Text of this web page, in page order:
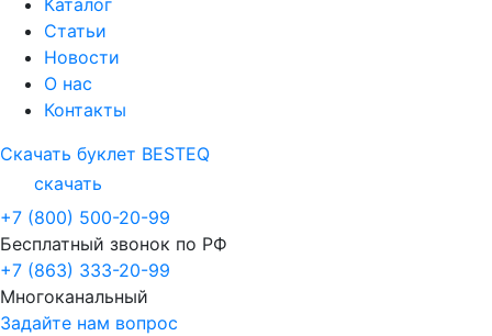
Каталог
Статьи
Новости
О нас
Контакты
Скачать буклет BESTEQ
скачать
+7 (800) 500-20-99
Бесплатный звонок по РФ
+7 (863) 333-20-99
Многоканальный
Задайте нам вопрос